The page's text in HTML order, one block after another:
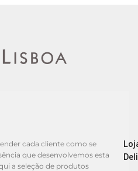
cada cliente como se
que desenvolvemos esta
a seleção de produtos